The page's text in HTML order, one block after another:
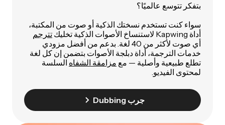
بتفكر تتوسع عالميًا؟
سواء كنت تستخدم نسختك الذكية أو صوت من المكتبة،
أداة Kapwing لاستنساخ الأصوات الذكية تخليك
تترجم
أي صوت لأكثر من 40 لغة. بدعم من أفضل مزودي
خدمات الترجمة، أداة دبلجة الأصوات بتضمن إن كل لغة
تطلع طبيعية وأصلية — مع مزامقة الشفاه السلسة
لمحتوى الفيديو.
جرب Dubbing